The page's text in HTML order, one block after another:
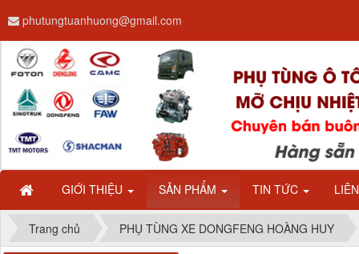
GIỚI THIỆU SẢN PHẨM TIN TỨC
phutungtuanhuong@gmail.com
Trang chủ PHỤ TÙNG XE DONGFENG HOÀNG HUY
Dây ga CAMC H08 dài
2.68m